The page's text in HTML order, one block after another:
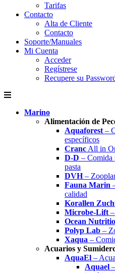
Tarifas
Contacto
Alta de Cliente
Contacto
Soporte/Manuales
Mi Cuenta
Acceder
Regístrese
Recupere su
Marino
Alimentación de
Aquaforest –
específicos
Cranc All in
D-D – Comida
pasta
DVH–
Fauna Marin
calidad
Korallen
Microbe-Lift
Ocean
Polyp Lab –
Xaqua –
Acuarios y
AquaEl –
Aquael